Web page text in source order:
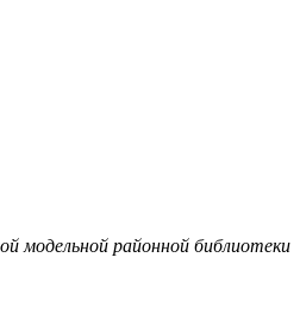
модельной районной библиотеки